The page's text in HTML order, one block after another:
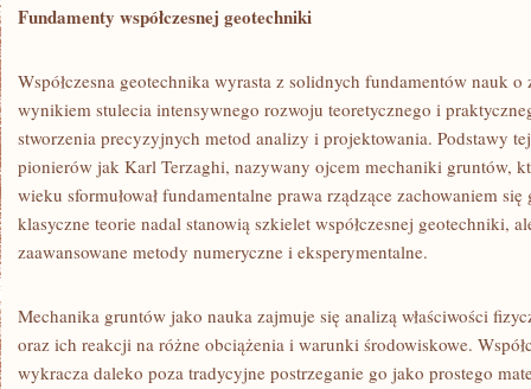
Fundamenty współczesnej geotechniki
Współczesna geotechnika wyrasta z solidnych fundamentów nauk o
wynikiem stulecia intensywnego rozwoju teoretycznego i
stworzenia precyzyjnych metod analizy i projektowania. Podstawy
pionierów jak Karl Terzaghi, nazywany ojcem mechaniki gruntów,
wieku sformułował fundamentalne prawa rządzące zachowaniem
klasyczne teorie nadal stanowią szkielet współczesnej geotechniki,
zaawansowane metody numeryczne i eksperymentalne.
Mechanika gruntów jako nauka zajmuje się analizą właściwości
oraz ich reakcji na różne obciążenia i warunki środowiskowe.
wykracza daleko poza tradycyjne postrzeganie go jako prostego